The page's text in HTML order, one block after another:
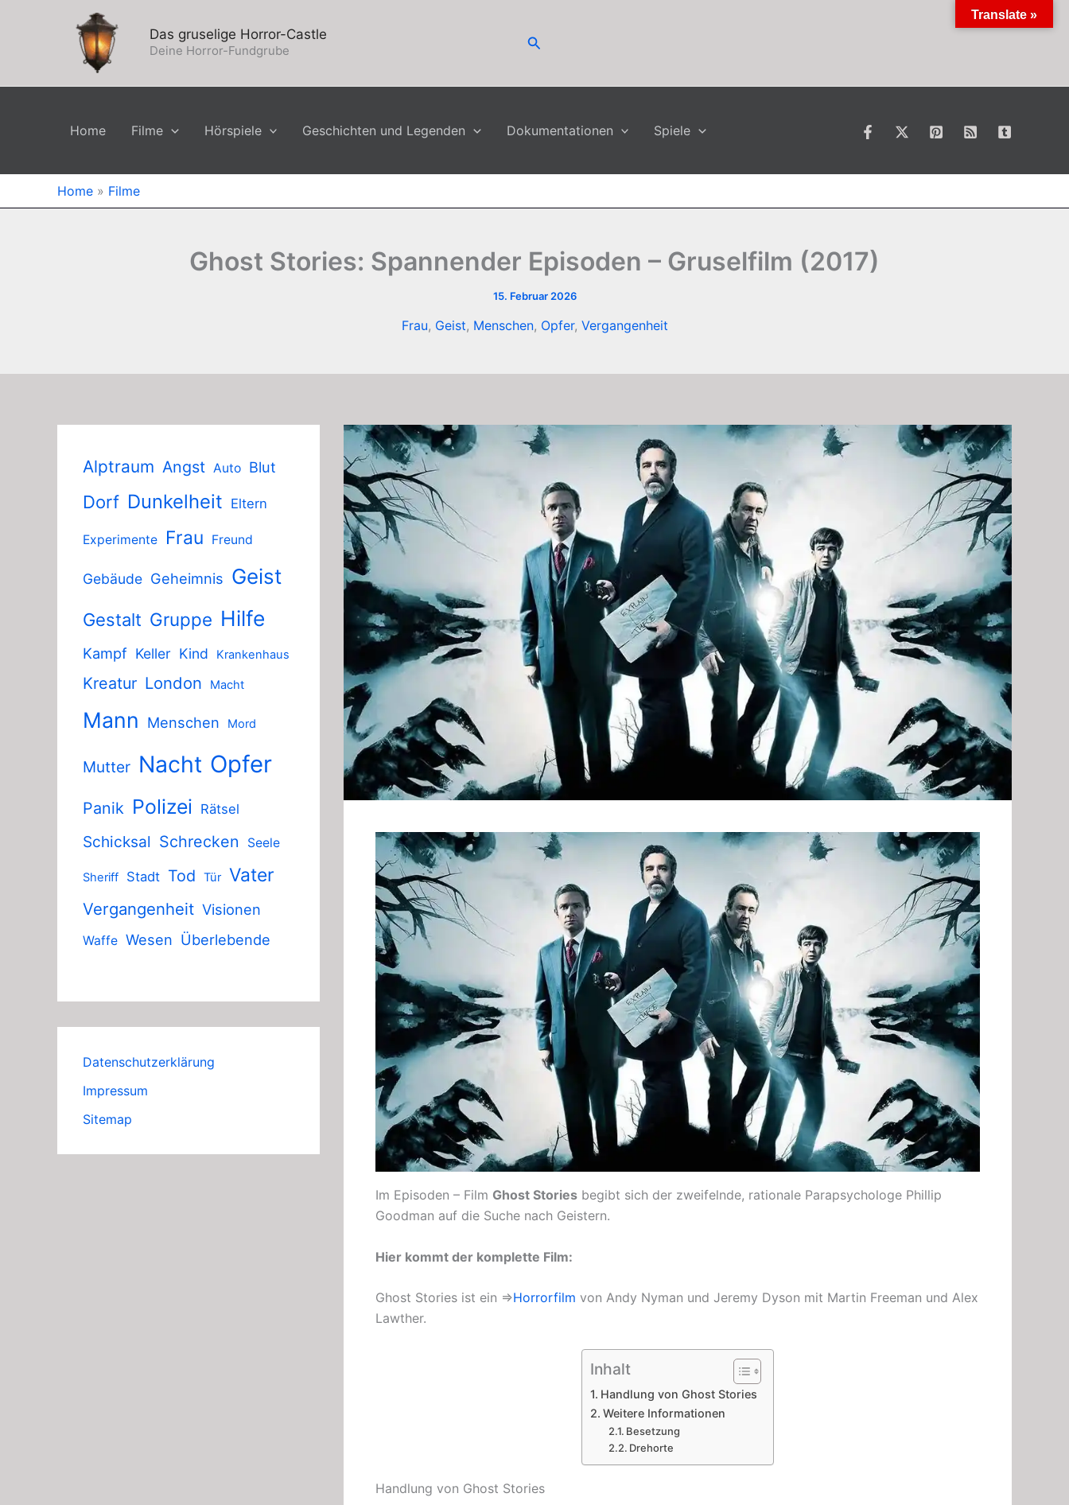
Das gruselige Horror-Castle
Deine Horror-Fundgrube
Suchen
Home Filme Hörspiele Geschichten und Legenden Dokumentationen Spiele
Home » Filme
Ghost Stories: Spannender Episoden – Gruselfilm (2017)
15. Februar 2026
Frau, Geist, Menschen, Opfer, Vergangenheit
Alptraum Angst Auto Blut
Dorf Dunkelheit Eltern
Experimente Frau Freund
Gebäude Geheimnis Geist
Gestalt Gruppe Hilfe
Kampf Keller Kind Krankenhaus
Kreatur London Macht
Mann Menschen Mord
Mutter Nacht Opfer
Panik Polizei Rätsel
Schicksal Schrecken Seele
Sheriff Stadt Tod Tür Vater
Vergangenheit Visionen
Waffe Wesen Überlebende
Datenschutzerklärung
Impressum
Sitemap
Im Episoden – Film Ghost Stories begibt sich der zweifelnde, rationale Parapsychologe Phillip
Goodman auf die Suche nach Geistern.
Hier kommt der komplette Film:
Ghost Stories ist ein ⇒Horrorfilm von Andy Nyman und Jeremy Dyson mit Martin Freeman und Alex
Lawther.
Inhalt
Handlung von Ghost Stories
Weitere Informationen
Besetzung
Drehorte
Handlung von Ghost Stories
Translate »